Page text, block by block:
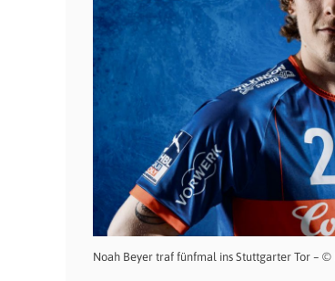
Noah Beyer traf fünfmal ins Stuttgarter Tor – ©